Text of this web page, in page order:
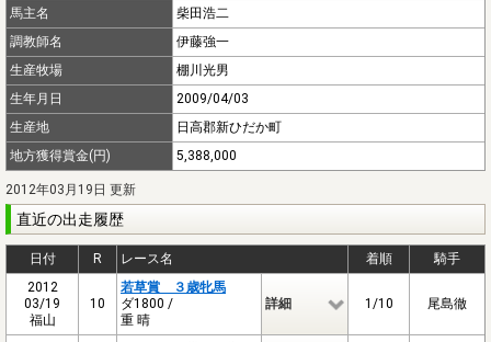
馬主名
柴田浩二
調教師名
伊藤強一
生産牧場
棚川光男
生年月日
2009/04/03
生産地
日高郡新ひだか町
地方獲得賞金(円)
5,388,000
2012年03月19日 更新
直近の出走履歴
日付 R レース名 着順
騎手
2012
03/19
福山
10
若草賞 ３歳牝馬
ダ1800 /
重 晴
詳細 1/10 尾島徹